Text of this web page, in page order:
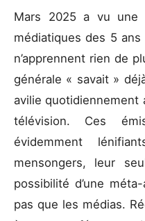
Mars 2025 a vu une
médiatiques des 5
n’apprennent rien de
générale « savait »
avilie quotidiennement
télévision. Ces
évidemment
mensongers, leur
possibilité d’une
pas que les médias.